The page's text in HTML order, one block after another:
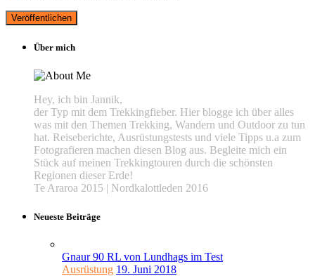
Über mich
Hey, ich bin Jannik,
der Typ mit dem Trekkingfieber. Hier blogge ich über alles
was mit den Themen Trekking, Wandern und Outdoor zu tun
hat. Reiseberichte, Ausrüstungstests und viele Tipps u.a zum
Fotografieren machen diesen Blog aus. Begleite mich ein
Stück auf meinen Trekkingtouren durch die schönsten
Regionen dieser Erde!
Te Araroa 2015 | Nordkalottleden 2016
Neueste Beiträge
Gnaur 90 RL von Lundhags im Test
Ausrüstung 19. Juni 2018